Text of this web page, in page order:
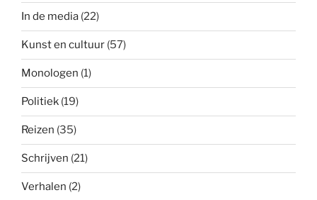
In de media (22)
Kunst en cultuur (57)
Monologen (1)
Politiek (19)
Reizen (35)
Schrijven (21)
Verhalen (2)